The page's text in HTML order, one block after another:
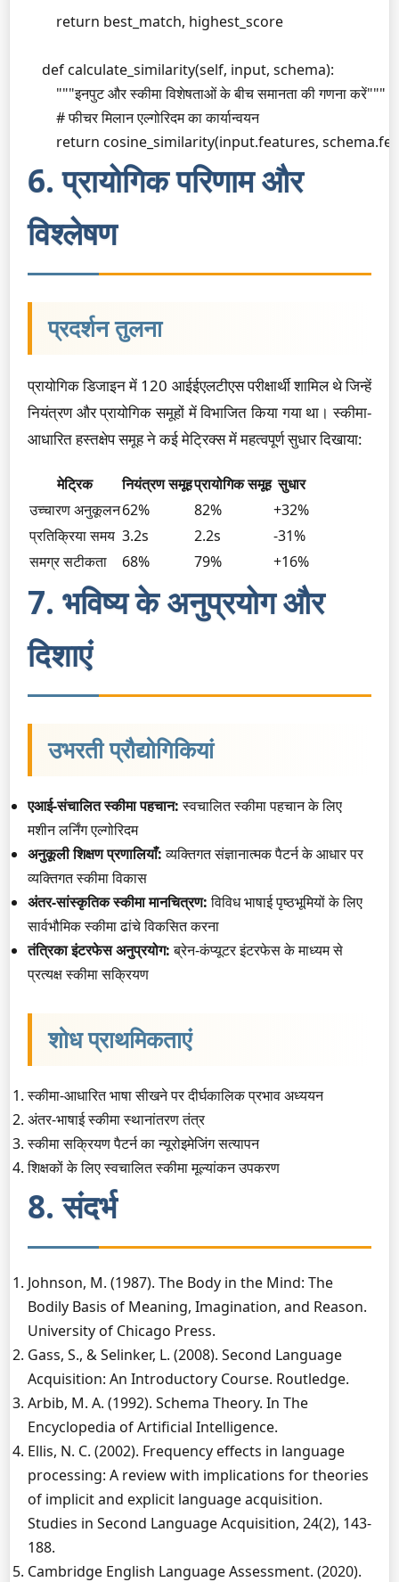
        return best_match, highest_score
    def calculate_similarity(self, input, schema):
        """इनपुट और स्कीमा विशेषताओं के बीच समानता की गणना करें"""
        # फीचर मिलान एल्गोरिदम का कार्यान्वयन
return cosine_similarity(input.features,
6. प्रायोगिक परिणाम और
विश्लेषण
प्रदर्शन तुलना
प्रायोगिक डिजाइन में 120 आईईएलटीएस परीक्षार्थी शामिल थे जिन्हें
नियंत्रण और प्रायोगिक समूहों में विभाजित किया गया था। स्कीमा-
आधारित हस्तक्षेप समूह ने कई मेट्रिक्स में महत्वपूर्ण सुधार दिखाया:
मेट्रिक नियंत्रण समूहप्रायोगिक समूह सुधार
उच्चारण अनुकूलन62% 82%
+32%
प्रतिक्रिया समय 3.2s 2.2s
-31%
समग्र सटीकता
68% 79% +16%
7. भविष्य के अनुप्रयोग और
दिशाएं
उभरती प्रौद्योगिकियां
एआई-संचालित स्कीमा पहचान:स्वचालित स्कीमा पहचान के लिए
मशीन लर्निंग एल्गोरिदम
अनुकूली शिक्षण प्रणालियाँ:व्यक्तिगत संज्ञानात्मक पैटर्न के आधार पर
व्यक्तिगत स्कीमा विकास
अंतर-सांस्कृतिक स्कीमा मानचित्रण:विविध भाषाई पृष्ठभूमियों के लिए
सार्वभौमिक स्कीमा ढांचे विकसित करना
तंत्रिका इंटरफेस अनुप्रयोग:ब्रेन-कंप्यूटर इंटरफेस के माध्यम से
प्रत्यक्ष स्कीमा सक्रियण
शोध प्राथमिकताएं
स्कीमा-आधारित भाषा सीखने पर दीर्घकालिक प्रभाव अध्ययन
अंतर-भाषाई स्कीमा स्थानांतरण तंत्र
स्कीमा सक्रियण पैटर्न का न्यूरोइमेजिंग सत्यापन
शिक्षकों के लिए स्वचालित स्कीमा मूल्यांकन उपकरण
8. संदर्भ
Johnson, M. (1987). The Body in the Mind: The
Bodily Basis of Meaning, Imagination, and Reason.
University of Chicago Press.
Gass, S., & Selinker, L. (2008). Second Language
Acquisition: An Introductory Course. Routledge.
Arbib, M. A. (1992). Schema Theory. In The
Encyclopedia of Artificial Intelligence.
Ellis, N. C. (2002). Frequency effects in language
processing: A review with implications for theories
of implicit and explicit language acquisition.
Studies in Second Language Acquisition, 24(2), 143-
188.
Cambridge English Language Assessment. (2020).